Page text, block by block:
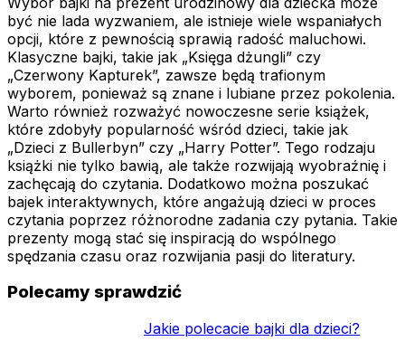
być nie lada wyzwaniem, ale istnieje wiele wspaniałych
opcji, które z pewnością sprawią radość maluchowi.
Klasyczne bajki, takie jak „Księga dżungli” czy
„Czerwony Kapturek”, zawsze będą trafionym
wyborem, ponieważ są znane i lubiane przez pokolenia.
Warto również rozważyć nowoczesne serie książek,
które zdobyły popularność wśród dzieci, takie jak
„Dzieci z Bullerbyn” czy „Harry Potter”. Tego rodzaju
książki nie tylko bawią, ale także rozwijają wyobraźnię i
zachęcają do czytania. Dodatkowo można poszukać
bajek interaktywnych, które angażują dzieci w proces
czytania poprzez różnorodne zadania czy pytania. Takie
prezenty mogą stać się inspiracją do wspólnego
spędzania czasu oraz rozwijania pasji do literatury.
Polecamy sprawdzić
Jakie polecacie bajki dla dzieci?